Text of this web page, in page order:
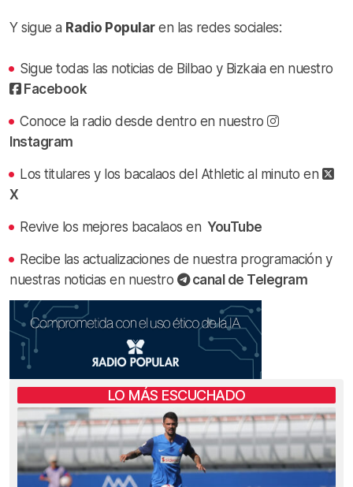
Y sigue a Radio Popularen las redes sociales:
Sigue todas las noticias de Bilbao y Bizkaia en nuestro
Facebook
Conoce la radio desde dentro en nuestro
Instagram
Los titulares y los bacalaos del Athletic al minuto en
X
Revive los mejores bacalaos en YouTube
Recibe las actualizaciones de nuestra programación y
nuestras noticias en nuestro
canal de Telegram
LO MÁS ESCUCHADO